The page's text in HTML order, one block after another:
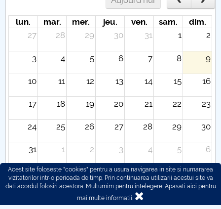
lun. mar. mer. jeu. ven. sam.
dim.
27
28 29 30 31 1 2
3 4 5 6 7 8 9
10 11 12 13 14 15 16
17 18 19 20 21 22 23
24 25 26 27 28 29 30
31 1 2 3 4 5 6
Acest site foloseste "cookies" pentru a usura navigarea in site si numararea
vizitatorilor intr-o perioada de timp. Prin continuarea utilizarii acestui site va
dati acordul folosiri acestora. Multumim pentru intelegere. Apasati aici pentru
mai multe informatii.